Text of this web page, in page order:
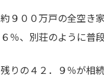
約９００万戸の全空き
６％、別荘のように普
残りの４２．９％が相